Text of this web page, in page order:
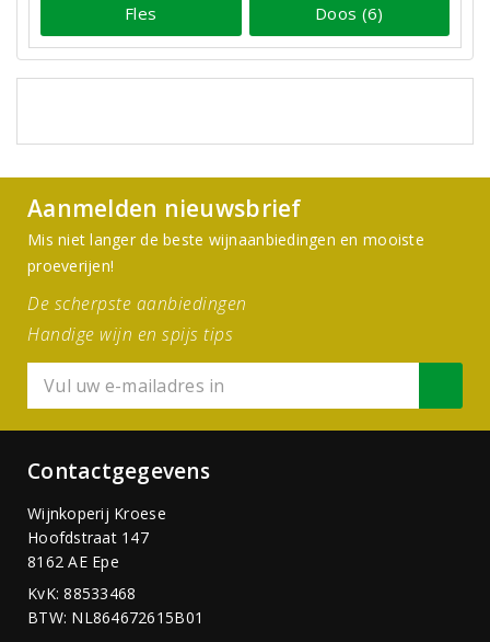
Fles Doos (6)
Aanmelden nieuwsbrief
Mis niet langer de beste wijnaanbiedingen en mooiste
proeverijen!
De scherpste aanbiedingen
Handige wijn en spijs tips
Contactgegevens
Wijnkoperij Kroese
Hoofdstraat 147
8162 AE Epe
KvK: 88533468
BTW: NL864672615B01